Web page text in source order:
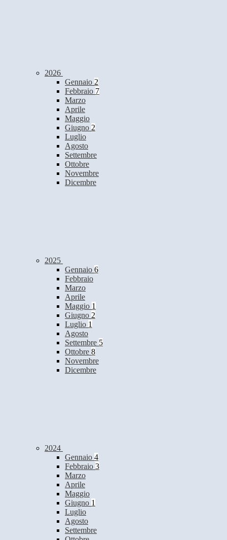
2026
Gennaio 2
Febbraio 7
Marzo
Aprile
Maggio
Giugno 2
Luglio
Agosto
Settembre
Ottobre
Novembre
Dicembre
2025
Gennaio 6
Febbraio
Marzo
Aprile
Maggio 1
Giugno 2
Luglio 1
Agosto
Settembre 5
Ottobre 8
Novembre
Dicembre
2024
Gennaio 4
Febbraio 3
Marzo
Aprile
Maggio
Giugno 1
Luglio
Agosto
Settembre